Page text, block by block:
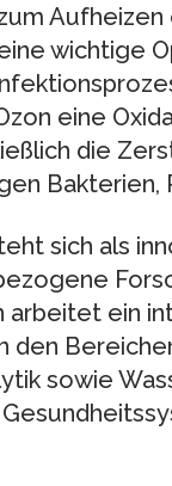
wichtige
eine
die
Bakterien,
sich als
arbeitet ein
den
sowie